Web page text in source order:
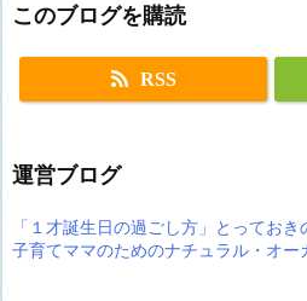
このブログを購読
RSS
運営ブログ
「１才誕生日の過ごし方」とってお
子育てママのためのナチュラル・オー